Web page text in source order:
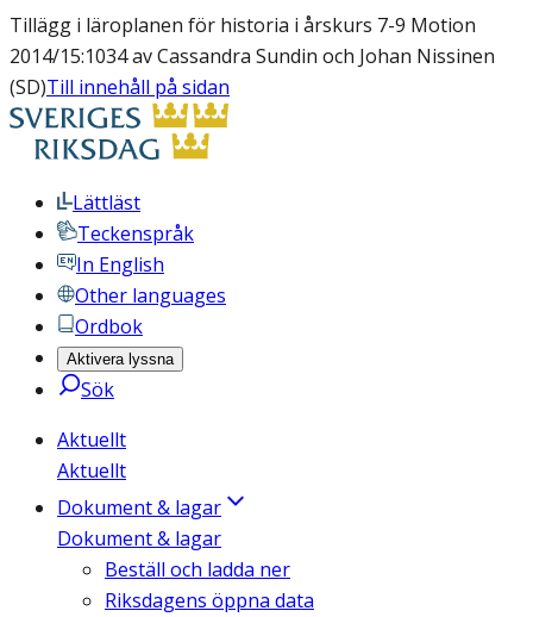
Tillägg i läroplanen för historia i årskurs 7-9 Motion
2014/15:1034 av Cassandra Sundin och Johan Nissinen
(SD)Till innehåll på sidan
Lättläst
Teckenspråk
In English
Other languages
Ordbok
Aktivera lyssna
Sök
Aktuellt
Aktuellt
Dokument & lagar
Dokument & lagar
Beställ och ladda ner
Riksdagens öppna data